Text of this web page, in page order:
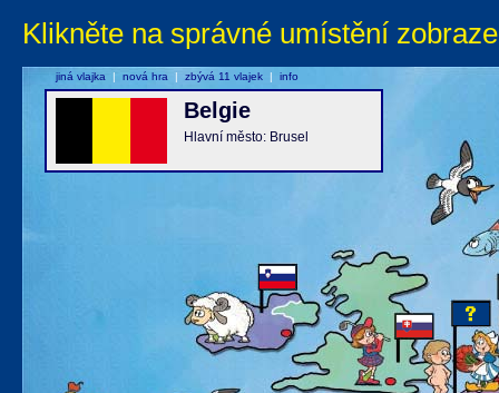
Klikněte na správné umístění
Belgie
Hlavní město: Brusel
jiná vlajka | nová hra | zbývá 11 vlajek | info